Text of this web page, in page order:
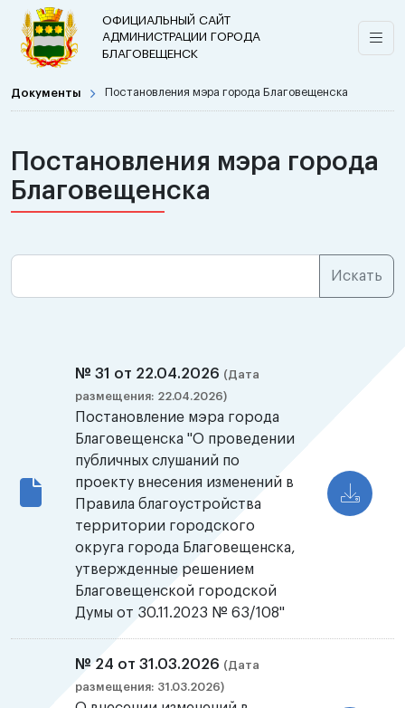
ОФИЦИАЛЬНЫЙ САЙТ
АДМИНИСТРАЦИИ ГОРОДА
БЛАГОВЕЩЕНСК
Документы Постановления мэра города Благовещенска
Постановления мэра города
Благовещенска
№ 31 от 22.04.2026 (Дата
размещения: 22.04.2026)
Постановление мэра города
Благовещенска "О проведении
публичных слушаний по
проекту внесения изменений в
Правила благоустройства
территории городского
округа города Благовещенска,
утвержденные решением
Благовещенской городской
Думы от 30.11.2023 № 63/108"
№ 24 от 31.03.2026 (Дата
размещения: 31.03.2026)